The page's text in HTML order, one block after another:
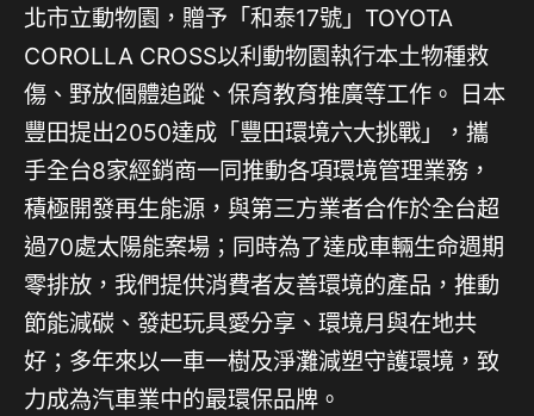
北市立動物園，贈予「和泰17號」TOYOTA
COROLLA CROSS以利動物園執行本土物種救
傷、野放個體追蹤、保育教育推廣等工作。 日本
豐田提出2050達成「豐田環境六大挑戰」，攜
手全台8家經銷商一同推動各項環境管理業務，
積極開發再生能源，與第三方業者合作於全台超
過70處太陽能案場；同時為了達成車輛生命週期
零排放，我們提供消費者友善環境的產品，推動
節能減碳、發起玩具愛分享、環境月與在地共
好；多年來以一車一樹及淨灘減塑守護環境，致
力成為汽車業中的最環保品牌。